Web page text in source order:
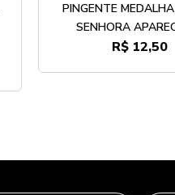
PINGENTE
SENHORA
R$ 12,50